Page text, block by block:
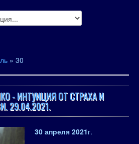
» 30
- ИНТУИЦИЯ ОТ СТРАХА И
29.04.2021.
30 апреля 2021г.